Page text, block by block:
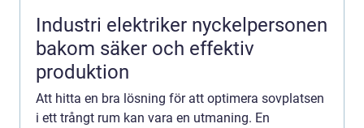
Industri elektriker nyckelpersonen
bakom säker och effektiv
produktion
Att hitta en bra lösning för att optimera sovplatsen
i ett trångt rum kan vara en utmaning. En